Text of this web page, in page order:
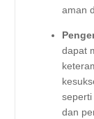
aman
dapat
dan